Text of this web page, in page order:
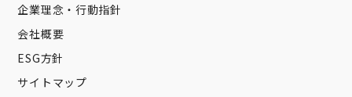
企業理念・行動指針
会社概要
ESG方針
サイトマップ